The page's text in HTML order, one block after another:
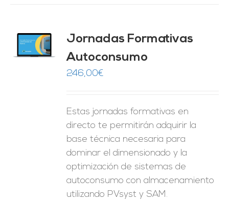
Jornadas Formativas
Autoconsumo
246,00€
Estas jornadas formativas en
directo te permitirán adquirir la
base técnica necesaria para
dominar el dimensionado y la
optimización de sistemas de
autoconsumo con almacenamiento
utilizando PVsyst y SAM.